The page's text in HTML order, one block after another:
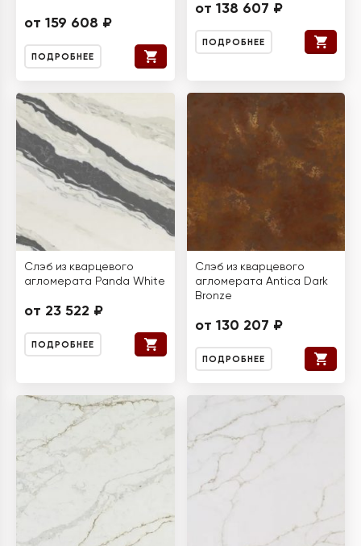
от 159 608 ₽
ПОДРОБНЕЕ
от 138 607 ₽
ПОДРОБНЕЕ
Слэб из кварцевого
агломерата Panda White
от 23 522 ₽
ПОДРОБНЕЕ
Слэб из кварцевого
агломерата Antica Dark
Bronze
от 130 207 ₽
ПОДРОБНЕЕ